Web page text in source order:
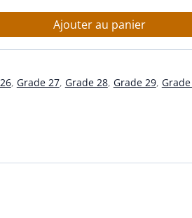
Ajouter au panier
, Grade 27, Grade 28, Grade 29,